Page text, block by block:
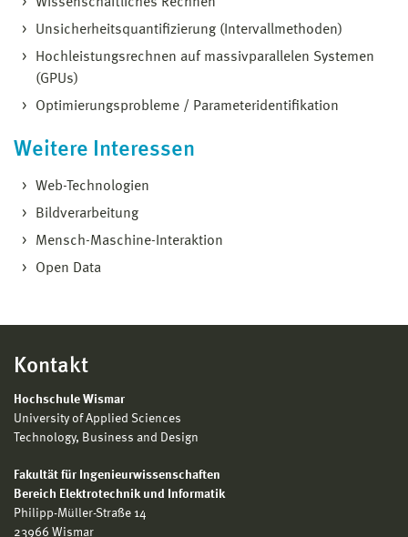
Unsicherheitsquantifizierung (Intervallmethoden)
Hochleistungsrechnen auf massivparallelen Systemen
(GPUs)
Optimierungsprobleme / Parameteridentifikation
Weitere Interessen
Web-Technologien
Bildverarbeitung
Mensch-Maschine-Interaktion
Open Data
Kontakt
Hochschule Wismar
University of Applied Sciences
Technology, Business and Design
Fakultät für Ingenieurwissenschaften
Bereich Elektrotechnik und Informatik
Philipp-Müller-Straße 14
23966 Wismar